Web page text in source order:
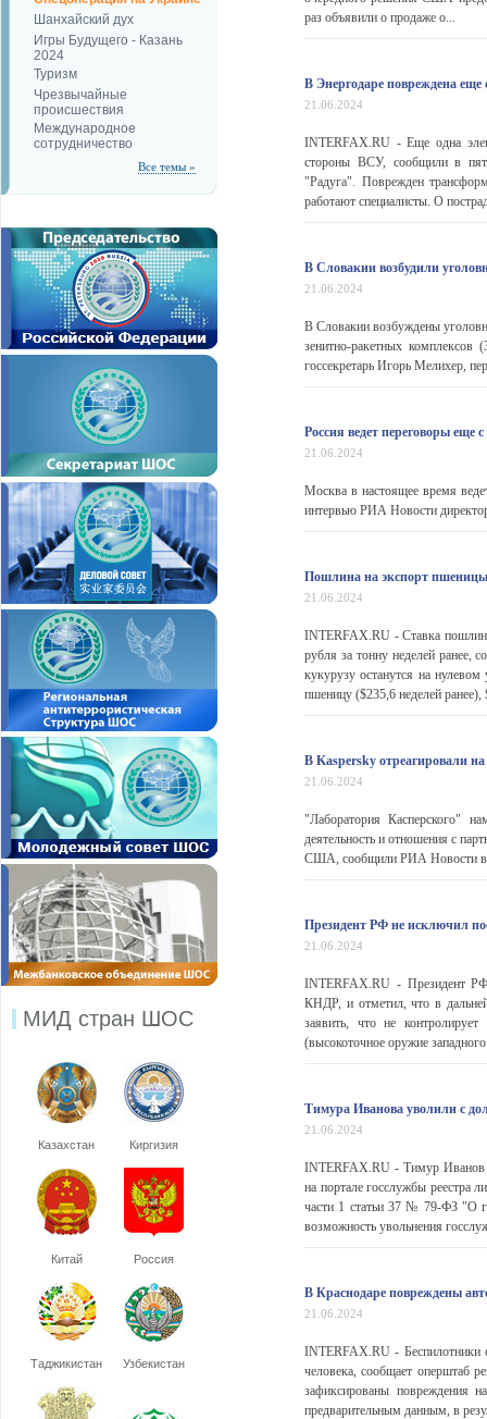
Шанхайский дух
Игры Будущего - Казань
2024
Туризм
Чрезвычайные
происшествия
Международное
сотрудничество
Все темы »
МИД стран ШОС
Казахстан Киргизия
Китай Россия
Таджикистан Узбекистан
раз объявили о продаже о...
В Энергодаре повреждена еще
21.06.2024
INTERFAX.RU - Еще одна
стороны ВСУ, сообщили в
"Радуга". Поврежден
работают специалисты. О
В Словакии возбудили
21.06.2024
В Словакии возбуждены
зенитно-ракетных
госсекретарь Игорь Мелихер,
Россия ведет переговоры еще
21.06.2024
Москва в настоящее время
интервью РИА Новости
Пошлина на экспорт
21.06.2024
INTERFAX.RU - Ставка
рубля за тонну неделей ранее,
кукурузу останутся на
пшеницу ($235,6 неделей
В Kaspersky отреагировали
21.06.2024
"Лаборатория Касперского"
деятельность и отношения с
США, сообщили РИА Новости в
Президент РФ не исключил
21.06.2024
INTERFAX.RU - Президент
КНДР, и отметил, что в
заявить, что не
(высокоточное оружие
Тимура Иванова уволили с
21.06.2024
INTERFAX.RU - Тимур Иванов
на портале госслужбы реестра
части 1 статьи 37 № 79-ФЗ "О
возможность увольнения
В Краснодаре повреждены
21.06.2024
INTERFAX.RU - Беспилотники
человека, сообщает оперштаб
зафиксированы повреждения
предварительным данным, в